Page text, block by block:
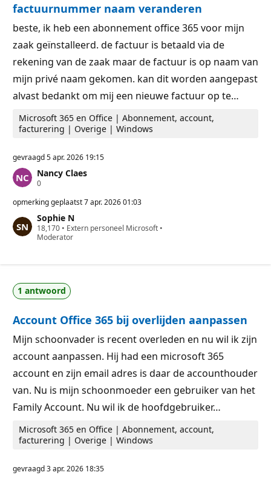
np
u
n
t
e
factuurnummer naam veranderen
beste, ik heb een abonnement office 365 voor mijn
zaak geïnstalleerd. de factuur is betaald via de
rekening van de zaak maar de factuur is op naam van
mijn privé naam gekomen. kan dit worden aangepast
alvast bedankt om mij een nieuwe factuur op te…
Microsoft 365 en Office | Abonnement, account,
facturering | Overige | Windows
gevraagd5 apr. 2026 19:15
Nancy Claes
0R
p
t
a
t
n
t
e
opmerking geplaatst7 apr. 2026 01:03
Sophie N
18,170 R
e
t
i
e
u
n
t
e
n
• Extern personeel Microsoft •
Moderator
1 antwoord
Account Office 365 bij overlijden aanpassen
Mijn schoonvader is recent overleden en nu wil ik zijn
account aanpassen. Hij had een microsoft 365
account en zijn email adres is daar de accounthouder
van. Nu is mijn schoonmoeder een gebruiker van het
Family Account. Nu wil ik de hoofdgebruiker…
Microsoft 365 en Office | Abonnement, account,
facturering | Overige | Windows
gevraagd3 apr. 2026 18:35